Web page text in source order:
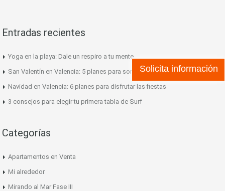
Entradas recientes
Yoga en la playa: Dale un respiro a tu mente
San Valentín en Valencia: 5 planes para sorprender a tu pareja
Navidad en Valencia: 6 planes para disfrutar las fiestas
3 consejos para elegir tu primera tabla de Surf
Categorías
Apartamentos en Venta
Mi alrededor
Mirando al Mar Fase III
Solicita información